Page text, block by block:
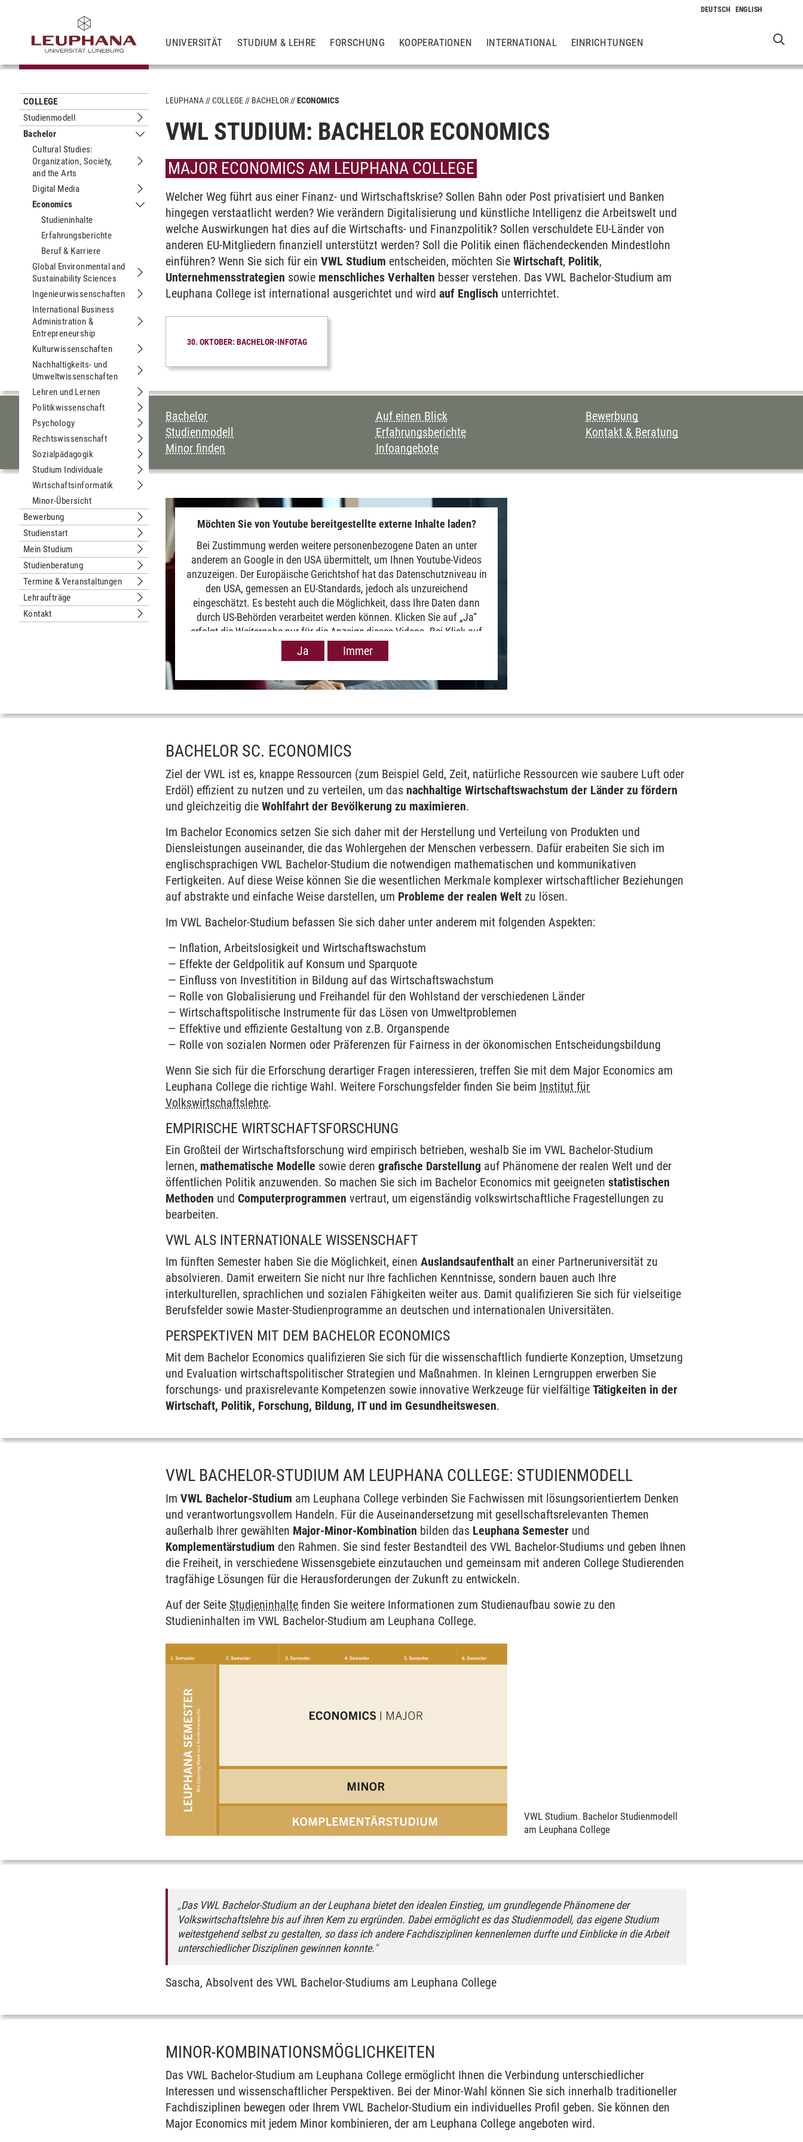
UNIVERSITÄT STUDIUM & LEHRE FORSCHUNG KOOPERATIONEN INTERNATIONAL EINRICHTUNGEN
COLLEGE
Studienmodell
Untermenu Studienmodell
Bachelor
Untermenu Bachelor
Cultural Studies:
Organization, Society,
and the Arts
Untermenu Cultural Studies: Organization, Society, and the Arts
Digital Media
Untermenu Digital Media
Economics
Untermenu Economics
Studieninhalte
Erfahrungsberichte
Beruf & Karriere
Global Environmental and
Sustainability Sciences
Untermenu Global Environmental and Sustainability Sciences
Ingenieurwissenschaften
Untermenu Ingenieurwissenschaften
International Business
Administration &
Entrepreneurship
Untermenu International Business Administration & Entrepreneurship
Kulturwissenschaften
Untermenu Kulturwissenschaften
Nachhaltigkeits- und
Umweltwissenschaften
Untermenu Nachhaltigkeits- und Umweltwissenschaften
Lehren und Lernen
Untermenu Lehren und Lernen
Politikwissenschaft
Untermenu Politikwissenschaft
Psychology
Untermenu Psychology
Rechtswissenschaft
Untermenu Rechtswissenschaft
Sozialpädagogik
Untermenu Sozialpädagogik
Studium Individuale
Untermenu Studium Individuale
Wirtschaftsinformatik
Untermenu Wirtschaftsinformatik
Minor-Übersicht
Bewerbung
Untermenu Bewerbung
Studienstart
Untermenu Studienstart
Mein Studium
Untermenu Mein Studium
Studienberatung
Untermenu Studienberatung
Termine & Veranstaltungen
Untermenu Termine & Veranstaltungen
Lehraufträge
Untermenu Lehraufträge
Kontakt
Untermenu Kontakt
LEUPHANA COLLEGE BACHELOR ECONOMICS
VWL STUDIUM: BACHELOR ECONOMICS
MAJOR ECONOMICS AM LEUPHANA COLLEGE
Welcher Weg führt aus einer Finanz- und Wirtschaftskrise? Sollen Bahn oder Post privatisiert und Banken
hingegen verstaatlicht werden? Wie verändern Digitalisierung und künstliche Intelligenz die Arbeitswelt und
welche Auswirkungen hat dies auf die Wirtschafts- und Finanzpolitik? Sollen verschuldete EU-Länder von
anderen EU-Mitgliedern finanziell unterstützt werden? Soll die Politik einen flächendeckenden Mindestlohn
einführen? Wenn Sie sich für einVWL Studium entscheiden, möchten SieWirtschaft, Politik,
Unternehmensstrategien sowie menschliches Verhalten besser verstehen. Das VWL Bachelor-Studium am
Leuphana College ist international ausgerichtet und wirdauf Englisch unterrichtet.
30. OKTOBER: BACHELOR-INFOTAG
INHALTSVERZEICHNIS DIESER SEITE
Bachelor
Studienmodell
Minor finden
Auf einen Blick
Erfahrungsberichte
Infoangebote
Bewerbung
Kontakt & Beratung
Möchten Sie von Youtube bereitgestellte externe Inhalte laden?
Bei Zustimmung werden weitere personenbezogene Daten an unter
anderem an Google in den USA übermittelt, um Ihnen Youtube-Videos
anzuzeigen. Der Europäische Gerichtshof hat das Datenschutzniveau in
den USA, gemessen an EU-Standards, jedoch als unzureichend
eingeschätzt. Es besteht auch die Möglichkeit, dass Ihre Daten dann
durch US-Behörden verarbeitet werden können. Klicken Sie auf „Ja“
erfolgt die Weitergabe nur für die Anzeige dieses Videos. Bei Klick auf
„Immer“ erfolgt die Weitergabe generell bei Anzeige von Youtube-Videos
auf unserer Seite. Nähere Informationen hierzu entnehmen Sie bitte
Ja Immer
BACHELOR SC. ECONOMICS
Ziel der VWL ist es, knappe Ressourcen (zum Beispiel Geld, Zeit, natürliche Ressourcen wie saubere Luft oder
Erdöl) effizient zu nutzen und zu verteilen, um das nachhaltige Wirtschaftswachstum der Länder zu fördern
und gleichzeitig dieWohlfahrt der Bevölkerung zu maximieren.
Im Bachelor Economics setzen Sie sich daher mit der Herstellung und Verteilung von Produkten und
Diensleistungen auseinander, die das Wohlergehen der Menschen verbessern. Dafür erabeiten Sie sich im
englischsprachigen VWL Bachelor-Studium die notwendigen mathematischen und kommunikativen
Fertigkeiten. Auf diese Weise können Sie die wesentlichen Merkmale komplexer wirtschaftlicher Beziehungen
auf abstrakte und einfache Weise darstellen, um Probleme der realen Welt zu lösen.
Im VWL Bachelor-Studium befassen Sie sich daher unter anderem mit folgenden Aspekten:
Inflation, Arbeitslosigkeit und Wirtschaftswachstum
Effekte der Geldpolitik auf Konsum und Sparquote
Einfluss von Investitition in Bildung auf das Wirtschaftswachstum
Rolle von Globalisierung und Freihandel für den Wohlstand der verschiedenen Länder
Wirtschaftspolitische Instrumente für das Lösen von Umweltproblemen
Effektive und effiziente Gestaltung von z.B. Organspende
Rolle von sozialen Normen oder Präferenzen für Fairness in der ökonomischen Entscheidungsbildung
Wenn Sie sich für die Erforschung derartiger Fragen interessieren, treffen Sie mit dem Major Economics am
Leuphana College die richtige Wahl. Weitere Forschungsfelder finden Sie beim Institut für
Volkswirtschaftslehre.
EMPIRISCHE WIRTSCHAFTSFORSCHUNG
Ein Großteil der Wirtschaftsforschung wird empirisch betrieben, weshalb Sie im VWL Bachelor-Studium
lernen, mathematische Modelle sowie derengrafische Darstellung auf Phänomene der realen Welt und der
öffentlichen Politik anzuwenden. So machen Sie sich im Bachelor Economics mit geeignetenstatistischen
Methoden undComputerprogrammenvertraut, um eigenständig volkswirtschaftliche Fragestellungen zu
bearbeiten.
VWL ALS INTERNATIONALE WISSENSCHAFT
Im fünften Semester haben Sie die Möglichkeit, einenAuslandsaufenthalt an einer Partneruniversität zu
absolvieren. Damit erweitern Sie nicht nur Ihre fachlichen Kenntnisse, sondern bauen auch Ihre
interkulturellen, sprachlichen und sozialen Fähigkeiten weiter aus. Damit qualifizieren Sie sich für vielseitige
Berufsfelder sowie Master-Studienprogramme an deutschen und internationalen Universitäten.
PERSPEKTIVEN MIT DEM BACHELOR ECONOMICS
Mit dem Bachelor Economics qualifizieren Sie sich für die wissenschaftlich fundierte Konzeption, Umsetzung
und Evaluation wirtschaftspolitischer Strategien und Maßnahmen. In kleinen Lerngruppen erwerben Sie
forschungs- und praxisrelevante Kompetenzen sowie innovative Werkzeuge für vielfältigeTätigkeiten in der
Wirtschaft, Politik, Forschung, Bildung, IT und im Gesundheitswesen.
VWL BACHELOR-STUDIUM AM LEUPHANA COLLEGE: STUDIENMODELL
ImVWL Bachelor-Studium am Leuphana College verbinden Sie Fachwissen mit lösungsorientiertem Denken
und verantwortungsvollem Handeln. Für die Auseinandersetzung mit gesellschaftsrelevanten Themen
außerhalb Ihrer gewählten Major-Minor-Kombination bilden das Leuphana Semester und
Komplementärstudium den Rahmen. Sie sind fester Bestandteil des VWL Bachelor-Studiums und geben Ihnen
die Freiheit, in verschiedene Wissensgebiete einzutauchen und gemeinsam mit anderen College Studierenden
tragfähige Lösungen für die Herausforderungen der Zukunft zu entwickeln.
Auf der Seite Studieninhalte finden Sie weitere Informationen zum Studienaufbau sowie zu den
Studieninhalten im VWL Bachelor-Studium am Leuphana College.
VWL Studium. Bachelor Studienmodell
am Leuphana College
Das VWL Bachelor-Studium an der Leuphana bietet den idealen Einstieg, um grundlegende Phänomene der
Volkswirtschaftslehre bis auf ihren Kern zu ergründen. Dabei ermöglicht es das Studienmodell, das eigene Studium
weitestgehend selbst zu gestalten, so dass ich andere Fachdisziplinen kennenlernen durfte und Einblicke in die Arbeit
unterschiedlicher Disziplinen gewinnen konnte.
Sascha, Absolvent des VWL Bachelor-Studiums am Leuphana College
MINOR-KOMBINATIONSMÖGLICHKEITEN
Das VWL Bachelor-Studium am Leuphana College ermöglicht Ihnen die Verbindung unterschiedlicher
Interessen und wissenschaftlicher Perspektiven. Bei der Minor-Wahl können Sie sich innerhalb traditioneller
Fachdisziplinen bewegen oder Ihrem VWL Bachelor-Studium ein individuelles Profil geben. Sie können den
Major Economics mit jedem Minor kombinieren, der am Leuphana College angeboten wird.